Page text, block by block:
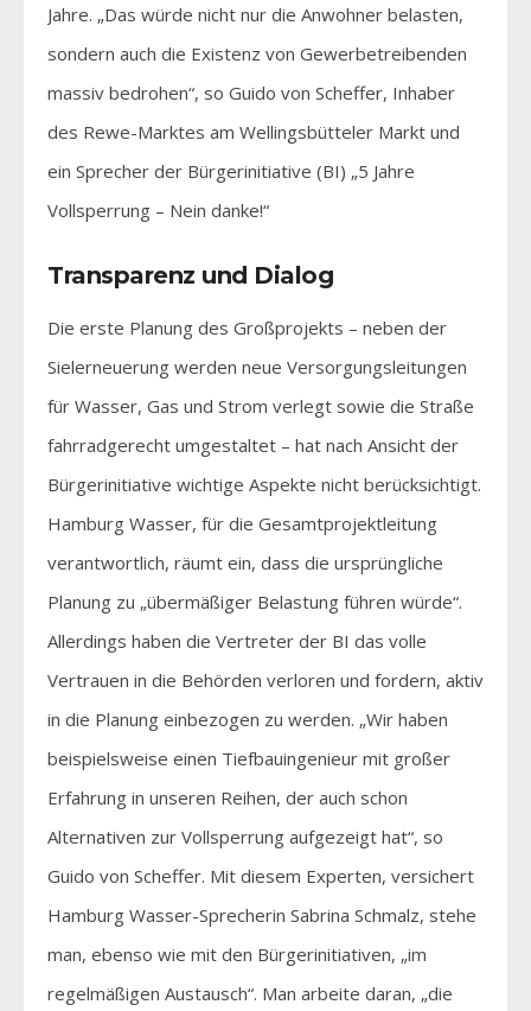
Jahre. „Das würde nicht nur die Anwohner belasten,
sondern auch die Existenz von Gewerbetreibenden
massiv bedrohen“, so Guido von Scheffer, Inhaber
des Rewe-Marktes am Wellingsbütteler Markt und
ein Sprecher der Bürgerinitiative (BI) „5 Jahre
Vollsperrung – Nein danke!“
Transparenz und Dialog
Die erste Planung des Großprojekts – neben der
Sielerneuerung werden neue Versorgungsleitungen
für Wasser, Gas und Strom verlegt sowie die Straße
fahrradgerecht umgestaltet – hat nach Ansicht der
Bürgerinitiative wichtige Aspekte nicht berücksichtigt.
Hamburg Wasser, für die Gesamtprojektleitung
verantwortlich, räumt ein, dass die ursprüngliche
Planung zu „übermäßiger Belastung führen würde“.
Allerdings haben die Vertreter der BI das volle
Vertrauen in die Behörden verloren und fordern, aktiv
in die Planung einbezogen zu werden. „Wir haben
beispielsweise einen Tiefbauingenieur mit großer
Erfahrung in unseren Reihen, der auch schon
Alternativen zur Vollsperrung aufgezeigt hat“, so
Guido von Scheffer. Mit diesem Experten, versichert
Hamburg Wasser-Sprecherin Sabrina Schmalz, stehe
man, ebenso wie mit den Bürgerinitiativen, „im
regelmäßigen Austausch“. Man arbeite daran, „die